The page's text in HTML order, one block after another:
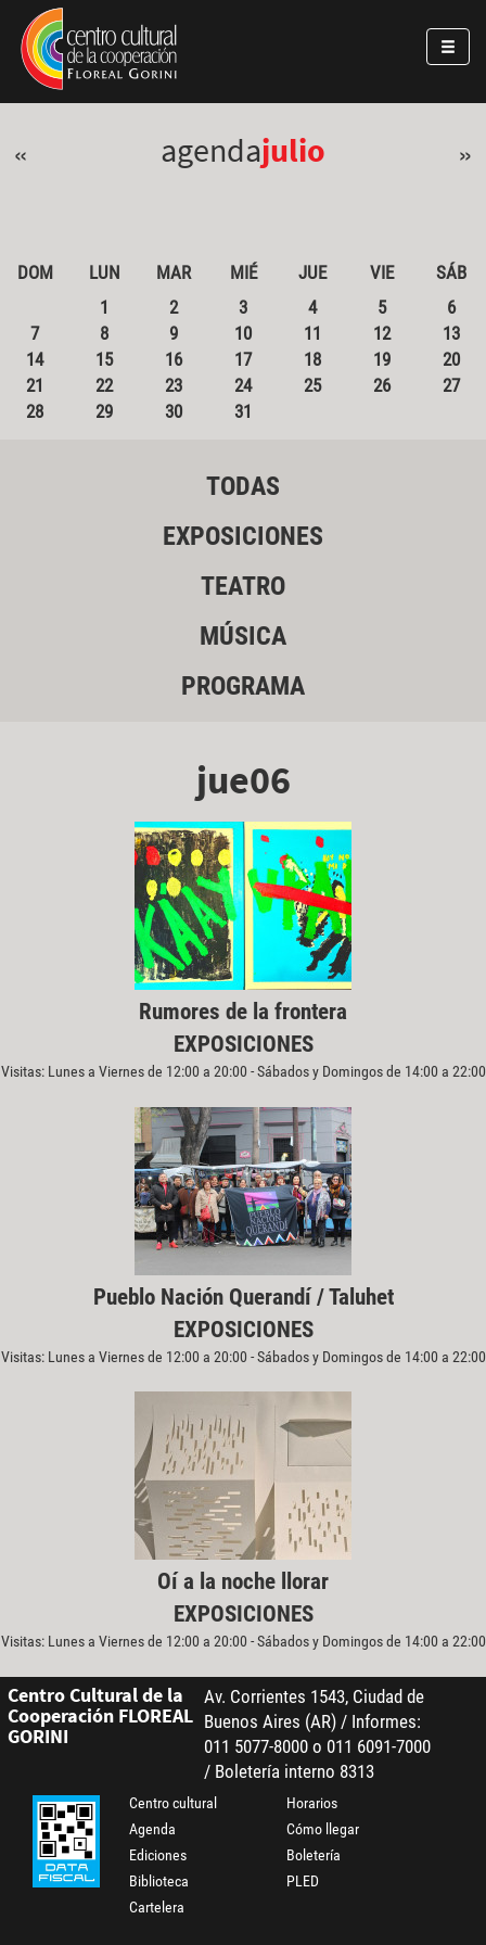
Pasar al contenido principal
Jump to main content
« agendajulio »
DOM LUN MAR MIÉ JUE VIE
SÁB
1
2 3 4 5
6
7
8 9 10 11 12
13
14
15 16 17 18 19
20
21
22 23 24 25 26
27
28
29 30 31
TODAS
EXPOSICIONES
TEATRO
MÚSICA
PROGRAMA
jue06
Rumores de la frontera
EXPOSICIONES
Visitas: Lunes a Viernes de 12:00 a 20:00 - Sábados y Domingos de 14:00 a 22:00
Pueblo Nación Querandí / Taluhet
EXPOSICIONES
Visitas: Lunes a Viernes de 12:00 a 20:00 - Sábados y Domingos de 14:00 a 22:00
Oí a la noche llorar
EXPOSICIONES
Visitas: Lunes a Viernes de 12:00 a 20:00 - Sábados y Domingos de 14:00 a 22:00
Centro Cultural de la
Cooperación FLOREAL
GORINI
Av. Corrientes 1543, Ciudad de
Buenos Aires (AR) / Informes:
011 5077-8000 o 011 6091-7000
/ Boletería interno 8313
Centro cultural
Agenda
Ediciones
Biblioteca
Cartelera
Horarios
Cómo llegar
Boletería
PLED